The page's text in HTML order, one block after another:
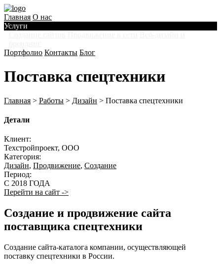
Главная О нас
Услуги
Портфолио Контакты Блог
Поставка спецтехники
Главная > Работы > Дизайн > Поставка спецтехники
Детали
Клиент:
Техстройпроект, ООО
Категория:
Дизайн, Продвижение, Создание
Период:
С 2018 ГОДА
Перейти на сайт ->
Создание и продвижение сайта
поставщика спецтехники
Создание сайта-каталога компании, осуществляющей
поставку спецтехники в России.